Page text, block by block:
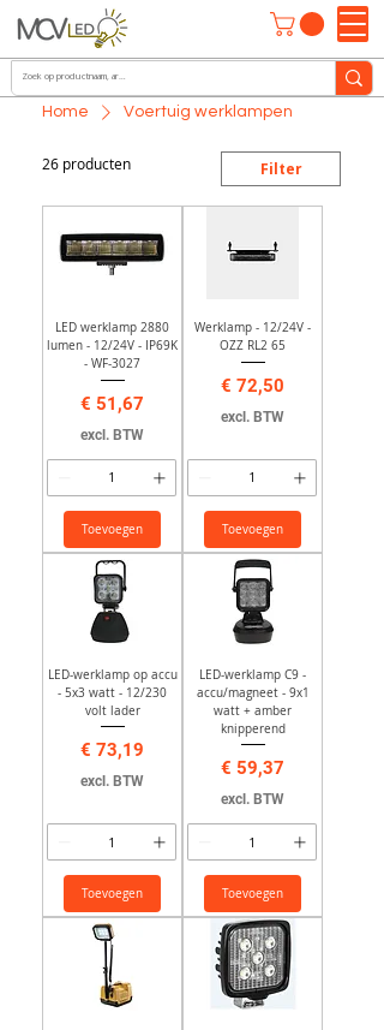
Home Voertuig werklampen
26 producten Filter
LED werklamp 2880
lumen - 12/24V - IP69K
- WF-3027
Prijs
€ 51,67
excl. BTW
Toevoegen
Werklamp - 12/24V -
OZZ RL2 65
Prijs
€ 72,50
excl. BTW
Toevoegen
LED-werklamp op accu
- 5x3 watt - 12/230
volt lader
Prijs
€ 73,19
excl. BTW
Toevoegen
LED-werklamp C9 -
accu/magneet - 9x1
watt + amber
knipperend
Prijs
€ 59,37
excl. BTW
Toevoegen